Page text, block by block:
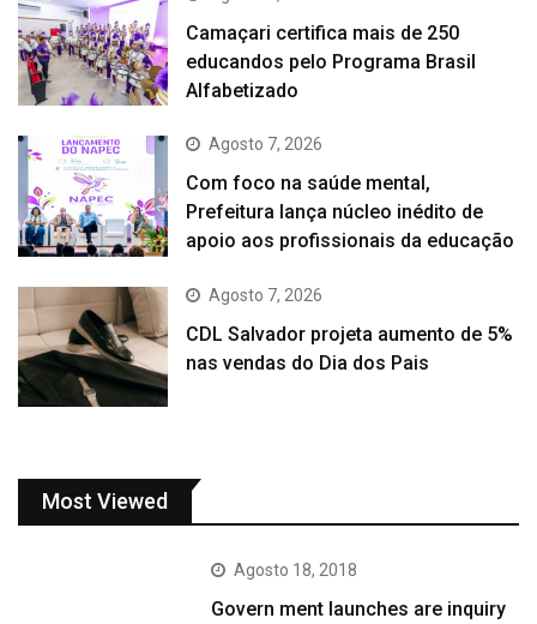
Camaçari certifica mais de 250
educandos pelo Programa Brasil
Alfabetizado
Agosto 7, 2026
Com foco na saúde mental,
Prefeitura lança núcleo inédito de
apoio aos profissionais da educação
Agosto 7, 2026
CDL Salvador projeta aumento de 5%
nas vendas do Dia dos Pais
Most Viewed
Agosto 18, 2018
Govern ment launches are inquiry